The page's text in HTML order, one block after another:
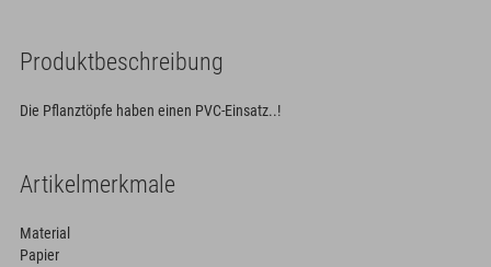
Produktbeschreibung
Die Pflanztöpfe haben einen PVC-Einsatz..!
Artikelmerkmale
Material
Papier